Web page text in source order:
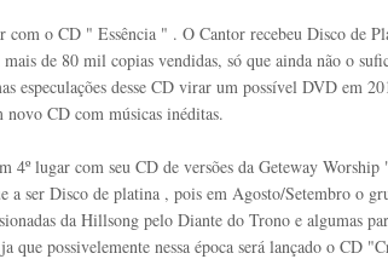
com o CD " Essência " . O Cantor recebeu Disco de
de 80 mil copias vendidas, só que ainda não o
especulações desse CD virar um possível DVD em
CD com músicas inéditas.
4º lugar com seu CD de versões da Geteway
a ser Disco de platina , pois em Agosto/Setembro o
da Hillsong pelo Diante do Trono e algumas
que possivelemente nessa época será lançado o CD